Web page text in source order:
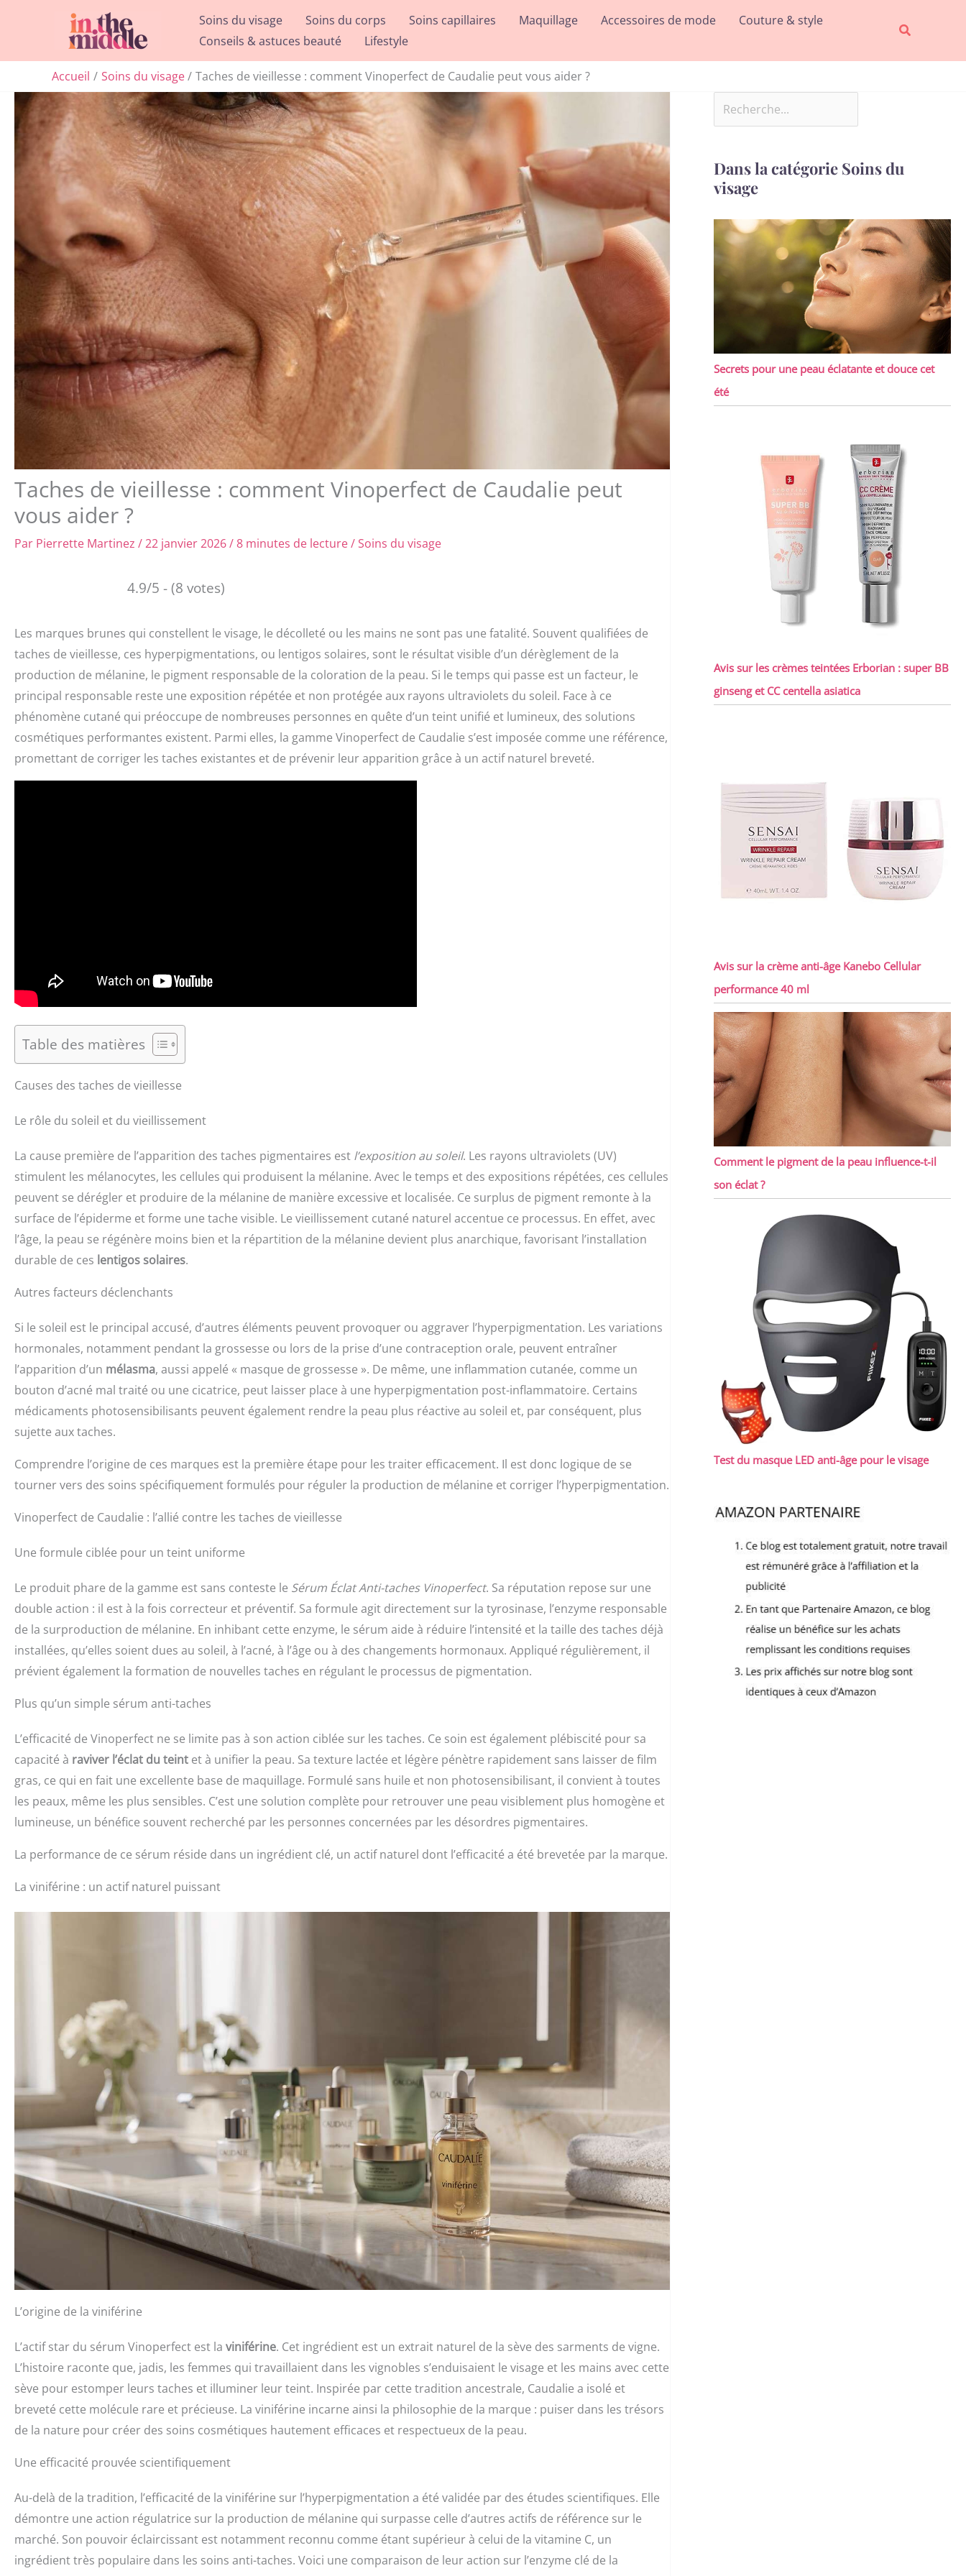
Soins du visage Soins du corps Soins capillaires Maquillage Accessoires de mode
Couture & style
Conseils & astuces beauté
Lifestyle
Rechercher
Accueil Soins du visage Taches de vieillesse : comment Vinoperfect de Caudalie peut vous aider ?
Taches de vieillesse : comment Vinoperfect de Caudalie peut
vous aider ?
Par Pierrette Martinez /22 janvier 2026/8 minutes de lecture/Soins du visage
4.9/5 - (8 votes)
Les marques brunes qui constellent le visage, le décolleté ou les mains ne sont pas une fatalité. Souvent qualifiées de
taches de vieillesse, ces hyperpigmentations, ou lentigos solaires, sont le résultat visible d’un dérèglement de la
production de mélanine, le pigment responsable de la coloration de la peau. Si le temps qui passe est un facteur, le
principal responsable reste une exposition répétée et non protégée aux rayons ultraviolets du soleil. Face à ce
phénomène cutané qui préoccupe de nombreuses personnes en quête d’un teint unifié et lumineux, des solutions
cosmétiques performantes existent. Parmi elles, la gamme Vinoperfect de Caudalie s’est imposée comme une référence,
promettant de corriger les taches existantes et de prévenir leur apparition grâce à un actif naturel breveté.
Table des matières
Causes des taches de vieillesse
Le rôle du soleil et du vieillissement
La cause première de l’apparition des taches pigmentaires est l’exposition au soleil. Les rayons ultraviolets (UV)
stimulent les mélanocytes, les cellules qui produisent la mélanine. Avec le temps et des expositions répétées, ces cellules
peuvent se dérégler et produire de la mélanine de manière excessive et localisée. Ce surplus de pigment remonte à la
surface de l’épiderme et forme une tache visible. Le vieillissement cutané naturel accentue ce processus. En effet, avec
l’âge, la peau se régénère moins bien et la répartition de la mélanine devient plus anarchique, favorisant l’installation
durable de ces lentigos solaires.
Autres facteurs déclenchants
Si le soleil est le principal accusé, d’autres éléments peuvent provoquer ou aggraver l’hyperpigmentation. Les variations
hormonales, notamment pendant la grossesse ou lors de la prise d’une contraception orale, peuvent entraîner
l’apparition d’un mélasma, aussi appelé « masque de grossesse ». De même, une inflammation cutanée, comme un
bouton d’acné mal traité ou une cicatrice, peut laisser place à une hyperpigmentation post-inflammatoire. Certains
médicaments photosensibilisants peuvent également rendre la peau plus réactive au soleil et, par conséquent, plus
sujette aux taches.
Comprendre l’origine de ces marques est la première étape pour les traiter efficacement. Il est donc logique de se
tourner vers des soins spécifiquement formulés pour réguler la production de mélanine et corriger l’hyperpigmentation.
Vinoperfect de Caudalie : l’allié contre les taches de vieillesse
Une formule ciblée pour un teint uniforme
Le produit phare de la gamme est sans conteste le Sérum Éclat Anti-taches Vinoperfect. Sa réputation repose sur une
double action : il est à la fois correcteur et préventif. Sa formule agit directement sur la tyrosinase, l’enzyme responsable
de la surproduction de mélanine. En inhibant cette enzyme, le sérum aide à réduire l’intensité et la taille des taches déjà
installées, qu’elles soient dues au soleil, à l’acné, à l’âge ou à des changements hormonaux. Appliqué régulièrement, il
prévient également la formation de nouvelles taches en régulant le processus de pigmentation.
Plus qu’un simple sérum anti-taches
L’efficacité de Vinoperfect ne se limite pas à son action ciblée sur les taches. Ce soin est également plébiscité pour sa
capacité à raviver l’éclat du teint et à unifier la peau. Sa texture lactée et légère pénètre rapidement sans laisser de film
gras, ce qui en fait une excellente base de maquillage. Formulé sans huile et non photosensibilisant, il convient à toutes
les peaux, même les plus sensibles. C’est une solution complète pour retrouver une peau visiblement plus homogène et
lumineuse, un bénéfice souvent recherché par les personnes concernées par les désordres pigmentaires.
La performance de ce sérum réside dans un ingrédient clé, un actif naturel dont l’efficacité a été brevetée par la marque.
La viniférine : un actif naturel puissant
L’origine de la viniférine
L’actif star du sérum Vinoperfect est la viniférine. Cet ingrédient est un extrait naturel de la sève des sarments de vigne.
L’histoire raconte que, jadis, les femmes qui travaillaient dans les vignobles s’enduisaient le visage et les mains avec cette
sève pour estomper leurs taches et illuminer leur teint. Inspirée par cette tradition ancestrale, Caudalie a isolé et
breveté cette molécule rare et précieuse. La viniférine incarne ainsi la philosophie de la marque : puiser dans les trésors
de la nature pour créer des soins cosmétiques hautement efficaces et respectueux de la peau.
Une efficacité prouvée scientifiquement
Au-delà de la tradition, l’efficacité de la viniférine sur l’hyperpigmentation a été validée par des études scientifiques. Elle
démontre une action régulatrice sur la production de mélanine qui surpasse celle d’autres actifs de référence sur le
marché. Son pouvoir éclaircissant est notamment reconnu comme étant supérieur à celui de la vitamine C, un
ingrédient très populaire dans les soins anti-taches. Voici une comparaison de leur action sur l’enzyme clé de la
Dans la catégorie Soins du
visage
Secrets pour une peau éclatante et douce cet
été
Avis sur les crèmes teintées Erborian : super BB
ginseng et CC centella asiatica
Avis sur la crème anti-âge Kanebo Cellular
performance 40 ml
Comment le pigment de la peau influence-t-il
son éclat ?
Test du masque LED anti-âge pour le visage